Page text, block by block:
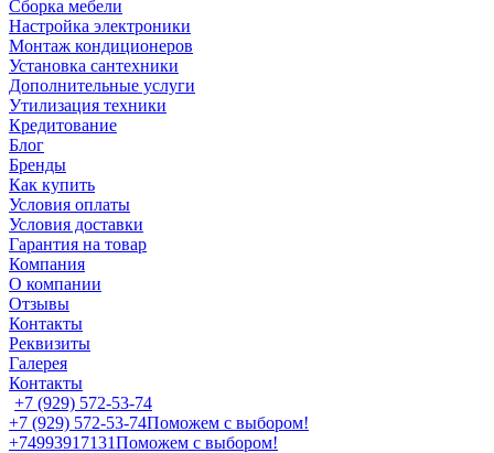
Сборка мебели
Настройка электроники
Монтаж кондиционеров
Установка сантехники
Дополнительные услуги
Утилизация техники
Кредитование
Блог
Бренды
Как купить
Условия оплаты
Условия доставки
Гарантия на товар
Компания
О компании
Отзывы
Контакты
Реквизиты
Галерея
Контакты
+7 (929) 572-53-74
+7 (929) 572-53-74Поможем с выбором!
+74993917131Поможем с выбором!